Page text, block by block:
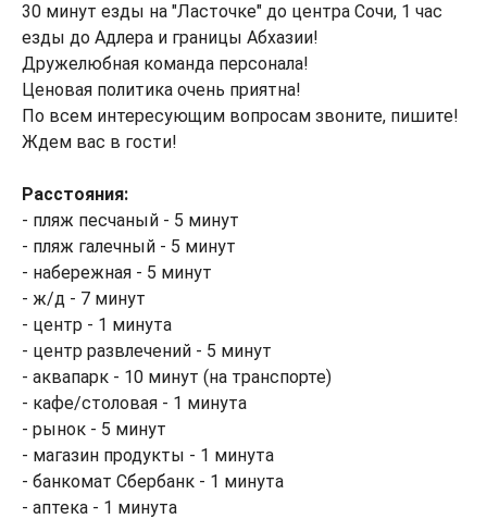
30 минут езды на "Ласточке" до центра Сочи, 1 час
езды до Адлера и границы Абхазии!
Дружелюбная команда персонала!
Ценовая политика очень приятна!
По всем интересующим вопросам звоните, пишите!
Ждем вас в гости!
Расстояния:
- пляж песчаный - 5 минут
- пляж галечный - 5 минут
- набережная - 5 минут
- ж/д - 7 минут
- центр - 1 минута
- центр развлечений - 5 минут
- аквапарк - 10 минут (на транспорте)
- кафе/столовая - 1 минута
- рынок - 5 минут
- магазин продукты - 1 минута
- банкомат Сбербанк - 1 минута
- аптека - 1 минута